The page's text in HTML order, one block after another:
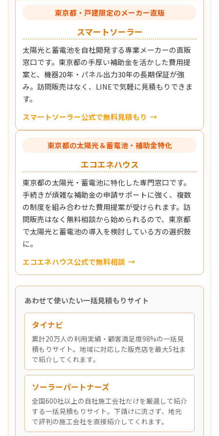
東京都・戸建限定のメーカー直販
スマートソーラー
太陽光と蓄電池を自社開発する専業メーカーの直販
窓口です。東京都の手厚い補助金を活かした費用提
案と、機器20年・パネル出力30年の長期保証が強
み。訪問販売はなく、LINEで気軽に見積もりできま
す。
スマートソーラー公式で無料見積もり
東京都の太陽光＆蓄電池・補助金特化
エコエネハウス
東京都の太陽光・蓄電池に特化した専門窓口です。
手続きが煩雑な補助金の申請サポートに強く、複数
の制度を組み合わせた費用提案が受けられます。訪
問販売はなく無料相談から始められるので、東京都
で太陽光と蓄電池の導入を検討している方の選択肢
に。
エコエネハウス公式で無料相談
あわせて使いたい一括見積もりサイト
タイナビ
累計20万人の利用実績・顧客満足度98%の一括見
積もりサイト。地域に対応した販売店を最大5社ま
で紹介してくれます。
ソーラーパートナーズ
全国600社以上の自社施工会社だけを厳選して紹介
する一括見積もりサイト。下請けに流さず、地元
で評判の施工会社を直接紹介してくれます。